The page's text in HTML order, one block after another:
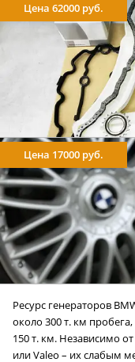
Цена 62000 руб.
Цена 17000 руб.
Ресурс генераторов
около 300 т. км
150 т. км. Независимо
или Valeo – их слабым